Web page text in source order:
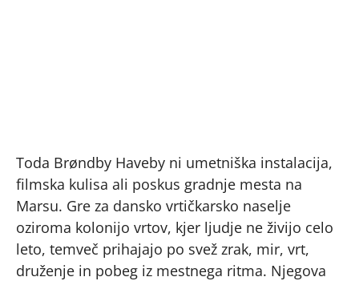
Toda Brøndby Haveby ni umetniška instalacija,
filmska kulisa ali poskus gradnje mesta na
Marsu. Gre za dansko vrtičkarsko naselje
oziroma kolonijo vrtov, kjer ljudje ne živijo celo
leto, temveč prihajajo po svež zrak, mir, vrt,
druženje in pobeg iz mestnega ritma. Njegova